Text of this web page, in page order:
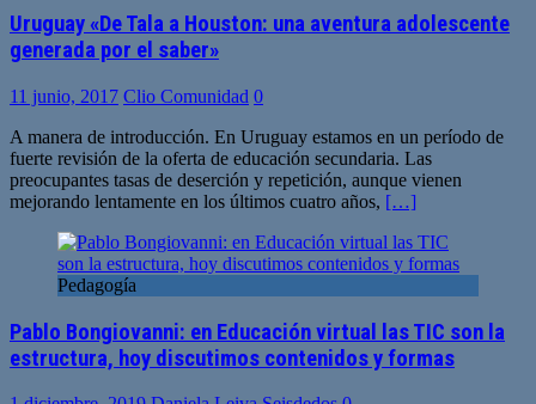
Uruguay «De Tala a Houston: una aventura adolescente
generada por el saber»
11 junio, 2017 Clio Comunidad 0
A manera de introducción. En Uruguay estamos en un período de
fuerte revisión de la oferta de educación secundaria. Las
preocupantes tasas de deserción y repetición, aunque vienen
mejorando lentamente en los últimos cuatro años, […]
Pedagogía
Pablo Bongiovanni: en Educación virtual las TIC son la
estructura, hoy discutimos contenidos y formas